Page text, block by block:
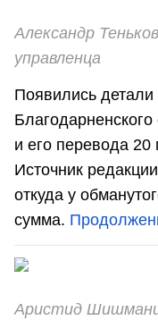
Александр
управленца
Появились
и его перевода
Источник
откуда у
сумма.
Аристид